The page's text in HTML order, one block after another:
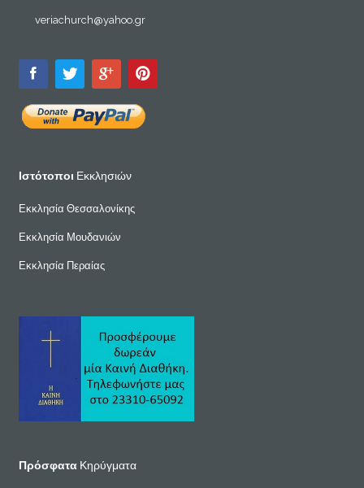
veriachurch@yahoo.gr
Ιστότοποι Εκκλησιών
Εκκλησία Θεσσαλονίκης
Εκκλησία Μουδανιών
Εκκλησία Περαίας
Πρόσφατα Κηρύγματα